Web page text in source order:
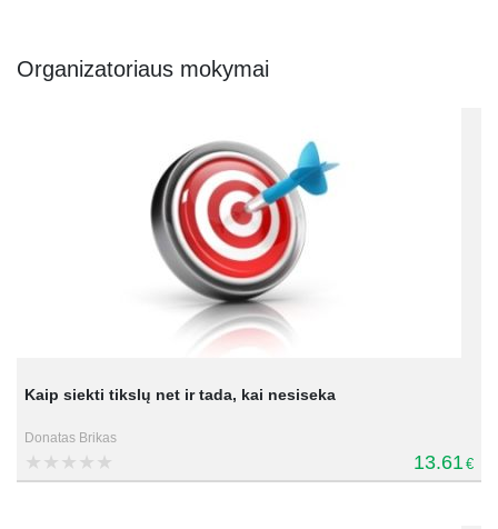
Organizatoriaus mokymai
Kaip siekti tikslų net ir tada, kai nesiseka
Donatas Brikas
13.61 €